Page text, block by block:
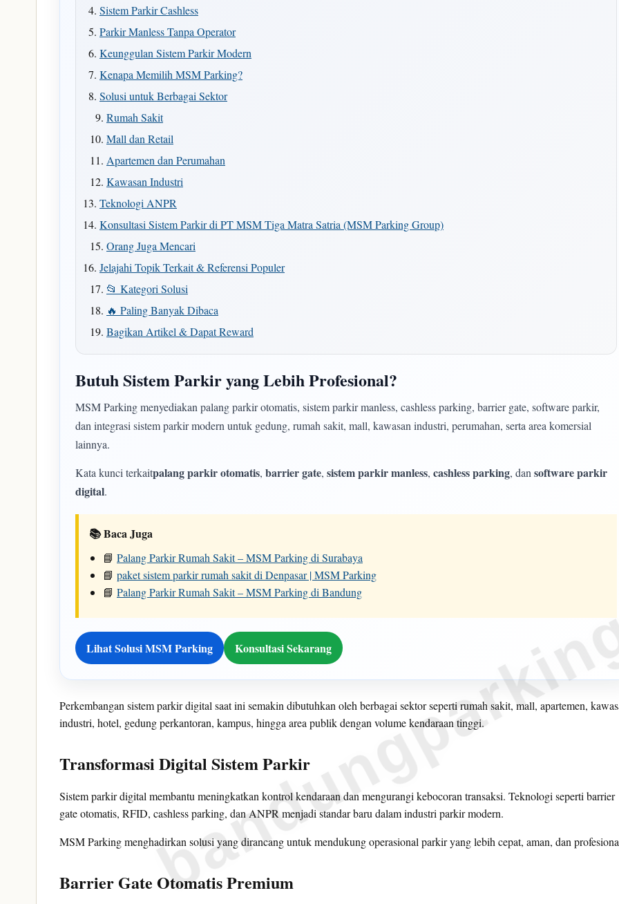
Sistem Parkir Cashless
Parkir Manless Tanpa Operator
Keunggulan Sistem Parkir Modern
Kenapa Memilih MSM Parking?
Solusi untuk Berbagai Sektor
Rumah Sakit
Mall dan Retail
Apartemen dan Perumahan
Kawasan Industri
Teknologi ANPR
Konsultasi Sistem Parkir di PT MSM Tiga Matra Satria (MSM Parking Group)
Orang Juga Mencari
Jelajahi Topik Terkait & Referensi Populer
📂 Kategori Solusi
🔥 Paling Banyak Dibaca
Bagikan Artikel & Dapat Reward
Butuh Sistem Parkir yang Lebih Profesional?
MSM Parking menyediakan palang parkir otomatis, sistem parkir manless, cashless parking, barrier gate, software parkir,
dan integrasi sistem parkir modern untuk gedung, rumah sakit, mall, kawasan industri, perumahan, serta area komersial
lainnya.
Kata kunci terkaitpalang parkir otomatis, barrier gate, sistem parkir manless, cashless parking, dan software parkir
digital.
📚 Baca Juga
📘 Palang Parkir Rumah Sakit – MSM Parking di Surabaya
📘 paket sistem parkir rumah sakit di Denpasar | MSM Parking
📘 Palang Parkir Rumah Sakit – MSM Parking di Bandung
Lihat Solusi MSM Parking Konsultasi Sekarang
Perkembangan sistem parkir digital saat ini semakin dibutuhkan oleh berbagai sektor seperti rumah sakit, mall, apartemen,
industri, hotel, gedung perkantoran, kampus, hingga area publik dengan volume kendaraan tinggi.
Transformasi Digital Sistem Parkir
Sistem parkir digital membantu meningkatkan kontrol kendaraan dan mengurangi kebocoran transaksi. Teknologi seperti barrier
gate otomatis, RFID, cashless parking, dan ANPR menjadi standar baru dalam industri parkir modern.
MSM Parking menghadirkan solusi yang dirancang untuk mendukung operasional parkir yang lebih cepat, aman, dan
Barrier Gate Otomatis Premium